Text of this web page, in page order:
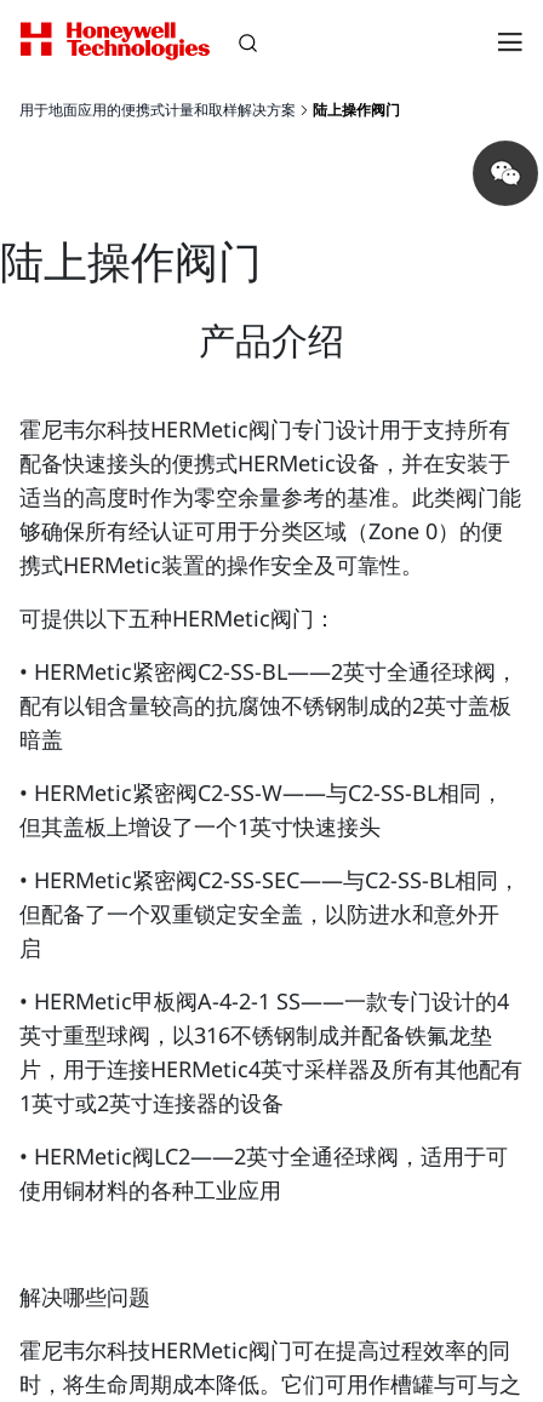
用于地面应用的便携式计量和取样解决方案 陆上操作阀门
Share
on
wechat
陆上操作阀门
产品介绍
霍尼韦尔科技HERMetic阀门专门设计用于支持所有
配备快速接头的便携式HERMetic设备，并在安装于
适当的高度时作为零空余量参考的基准。此类阀门能
够确保所有经认证可用于分类区域（Zone 0）的便
携式HERMetic装置的操作安全及可靠性。
可提供以下五种HERMetic阀门：
• HERMetic紧密阀C2-SS-BL——2英寸全通径球阀，
配有以钼含量较高的抗腐蚀不锈钢制成的2英寸盖板
暗盖
• HERMetic紧密阀C2-SS-W——与C2-SS-BL相同，
但其盖板上增设了一个1英寸快速接头
• HERMetic紧密阀C2-SS-SEC——与C2-SS-BL相同，
但配备了一个双重锁定安全盖，以防进水和意外开
启
• HERMetic甲板阀A-4-2-1 SS——一款专门设计的4
英寸重型球阀，以316不锈钢制成并配备铁氟龙垫
片，用于连接HERMetic4英寸采样器及所有其他配有
1英寸或2英寸连接器的设备
• HERMetic阀LC2——2英寸全通径球阀，适用于可
使用铜材料的各种工业应用
解决哪些问题
霍尼韦尔科技HERMetic阀门可在提高过程效率的同
时，将生命周期成本降低。它们可用作槽罐与可与之